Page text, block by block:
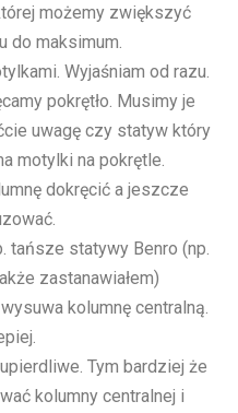
możemy zwiększyć
do maksimum.
Wyjaśniam od razu.
pokrętło. Musimy je
uwagę czy statyw który
motylki na pokrętle.
dokręcić a jeszcze
tańsze statywy Benro (np.
zastanawiałem)
kolumnę centralną.
Tym bardziej że
kolumny centralnej i